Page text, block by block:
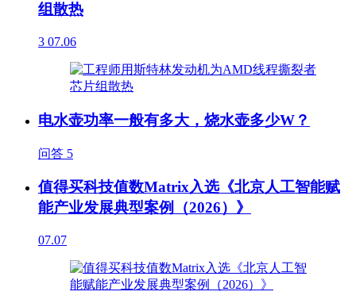
组散热
3 07.06
电水壶功率一般有多大，烧水壶多少W？
问答 5
值得买科技值数Matrix入选《北京人工智能赋
能产业发展典型案例（2026）》
07.07